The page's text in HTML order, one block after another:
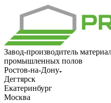
Завод-производитель
промышленных полов
Ростов-на-Дону
Дегтярск
Екатеринбург
Москва